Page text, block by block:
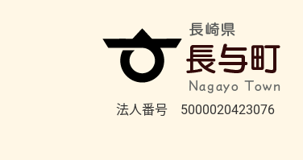
法人番号 5000020423076